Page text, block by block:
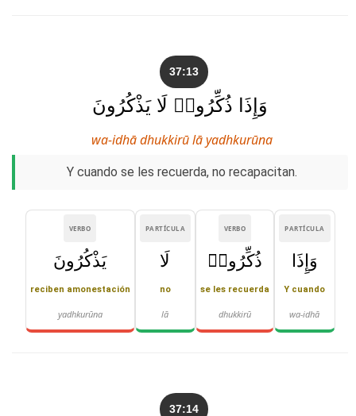
37:13
وَإِذَا ذُكِّرُوا۟ لَا يَذْكُرُونَ
wa-idhā dhukkirū lā yadhkurūna
Y cuando se les recuerda, no recapacitan.
PARTÍCULA
وَإِذَا
Y cuando
wa-idhā
VERBO
ذُكِّرُوا۟
se les recuerda
dhukkirū
PARTÍCULA
لَا
no
lā
VERBO
يَذْكُرُونَ
reciben amonestación
yadhkurūna
37:14